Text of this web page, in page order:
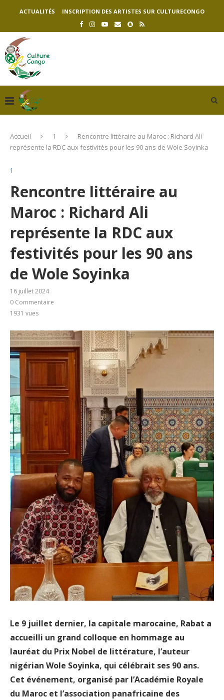
ACTUALITÉS INSCRIPTION DES ARTISTES SUR CULTURECONGO
Accueil 1
Rencontre littéraire au Maroc : Richard Ali
représente la RDC aux festivités pour les 90 ans de Wole Soyinka
1
Rencontre littéraire au
Maroc : Richard Ali
représente la RDC aux
festivités pour les 90 ans
de Wole Soyinka
16 juillet 2024
0 Commentaire
1931 vues
Le 9 juillet dernier, la capitale marocaine, Rabat a
accueilli un grand colloque en hommage au
lauréat du Prix Nobel de littérature, l’auteur
nigérian Wole Soyinka, qui célébrait ses 90 ans.
Cet événement, organisé par l’Académie Royale
du Maroc et l’association panafricaine des